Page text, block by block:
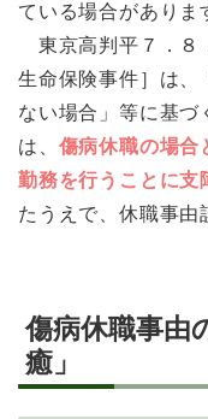
ている場合がありま
東京高判平７．８
生命保険事件］は、
ない場合」等に基づ
は、 傷病休職の場合
勤務を行うことに支
たうえで、休職事由
傷病休職事由
癒」